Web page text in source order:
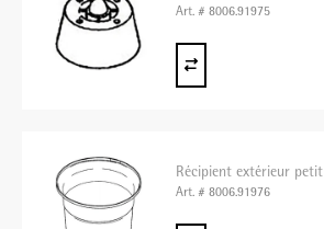
Art. # 8006.91975
Récipient extérieur petit
Art. # 8006.91976